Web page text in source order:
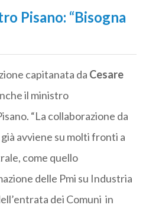
Pisano: “Bisogna
capitanata da Cesare
il ministro
“La collaborazione da
avviene su molti fronti a
come quello
delle Pmi su Industria
dei Comuni in